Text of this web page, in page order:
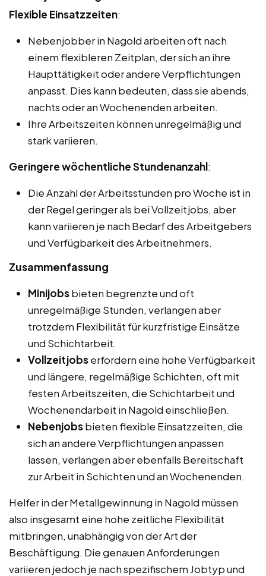
Flexible Einsatzzeiten:
Nebenjobber in Nagold arbeiten oft nach
einem flexibleren Zeitplan, der sich an ihre
Haupttätigkeit oder andere Verpflichtungen
anpasst. Dies kann bedeuten, dass sie abends,
nachts oder an Wochenenden arbeiten.
Ihre Arbeitszeiten können unregelmäßig und
stark variieren.
Geringere wöchentliche Stundenanzahl:
Die Anzahl der Arbeitsstunden pro Woche ist in
der Regel geringer als bei Vollzeitjobs, aber
kann variieren je nach Bedarf des Arbeitgebers
und Verfügbarkeit des Arbeitnehmers.
Zusammenfassung
Minijobsbieten begrenzte und oft
unregelmäßige Stunden, verlangen aber
trotzdem Flexibilität für kurzfristige Einsätze
und Schichtarbeit.
Vollzeitjobserfordern eine hohe Verfügbarkeit
und längere, regelmäßige Schichten, oft mit
festen Arbeitszeiten, die Schichtarbeit und
Wochenendarbeit in Nagold einschließen.
Nebenjobsbieten flexible Einsatzzeiten, die
sich an andere Verpflichtungen anpassen
lassen, verlangen aber ebenfalls Bereitschaft
zur Arbeit in Schichten und an Wochenenden.
Helfer in der Metallgewinnung in Nagold müssen
also insgesamt eine hohe zeitliche Flexibilität
mitbringen, unabhängig von der Art der
Beschäftigung. Die genauen Anforderungen
variieren jedoch je nach spezifischem Jobtyp und